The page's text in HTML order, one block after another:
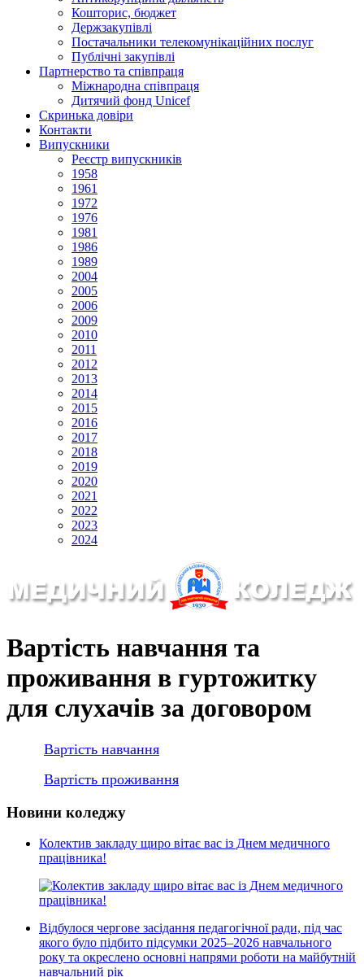
Кошторис, бюджет
Держзакупiвлi
Постачальники телекомунікаційних послуг
Публічні закупівлі
Партнерство та співпраця
Міжнародна співпраця
Дитячий фонд Unicef
Скринька довіри
Контакти
Випускники
Реєстр випускників
1958
1961
1972
1976
1981
1986
1989
2004
2005
2006
2009
2010
2011
2012
2013
2014
2015
2016
2017
2018
2019
2020
2021
2022
2023
2024
Вартість навчання та
проживання в гуртожитку
для слухачів за договором
Вартість навчання
Вартість проживання
Новини коледжу
Колектив закладу щиро вітає вас із Днем медичного
працівника!
Відбулося чергове засідання педагогічної ради, під час
якого було підбито підсумки 2025–2026 навчального
року та окреслено основні напрями роботи на майбутній
навчальний рік